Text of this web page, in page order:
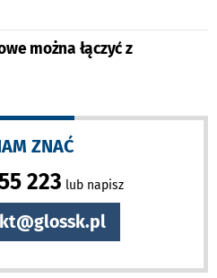
można łączyć z
ZNAĆ
223 lub napisz